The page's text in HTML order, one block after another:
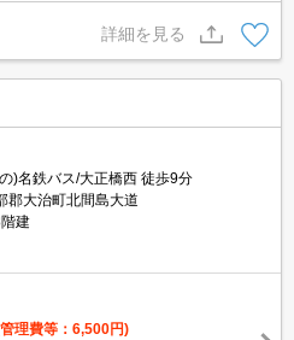
詳細を見る
)名鉄バス/大正橋西 徒歩9分
郡大治町北間島大道
建
理費等：6,500円)